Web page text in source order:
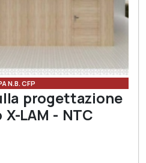
N.B. CFP
progettazione
LAM - NTC